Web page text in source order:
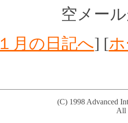
空メー
１月の日記へ] [
(C) 1998 Advanced
All